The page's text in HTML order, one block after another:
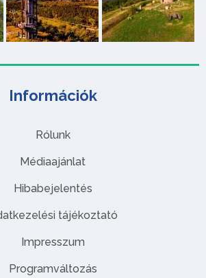
Információk
Rólunk
Médiaajánlat
Hibabejelentés
tájékoztató
Impresszum
Programváltozás